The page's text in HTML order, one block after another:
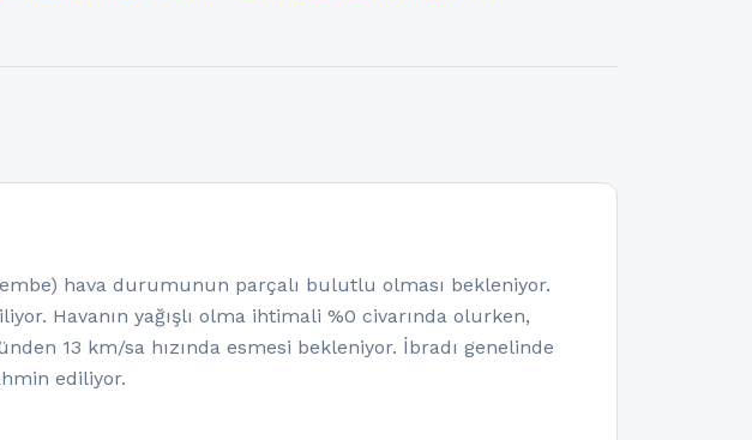
hava durumunun parçalı bulutlu olması bekleniyor.
Havanın yağışlı olma ihtimali %0 civarında olurken,
13 km/sa hızında esmesi bekleniyor. İbradı genelinde
ediliyor.